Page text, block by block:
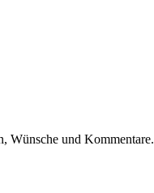
Wünsche und Kommentare.